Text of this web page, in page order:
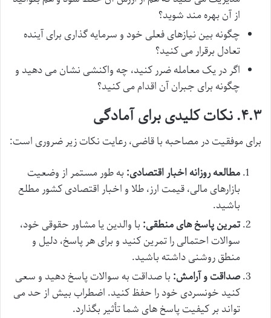
از آن بهره مند شوید؟
چگونه بین نیازهای فعلی خود و سرمایه گذاری برای آینده
تعادل برقرار می کنید؟
اگر در یک معامله ضرر کنید، چه واکنشی نشان می دهید و
چگونه برای جبران آن اقدام می کنید؟
۴.۳. نکات کلیدی برای آمادگی
برای موفقیت در مصاحبه با قاضی، رعایت نکات زیر ضروری است:
مطالعه روزانه اخبار اقتصادی: به طور مستمر از وضعیت
بازارهای مالی، قیمت ارز، طلا و اخبار اقتصادی کشور مطلع
باشید.
تمرین پاسخ های منطقی: با والدین یا مشاور حقوقی خود،
سوالات احتمالی را تمرین کنید و برای هر پاسخ، دلیل و
منطق روشنی داشته باشید.
صداقت و آرامش: با صداقت به سوالات پاسخ دهید و سعی
کنید خونسردی خود را حفظ کنید. اضطراب بیش از حد می
تواند بر کیفیت پاسخ های شما تأثیر بگذارد.